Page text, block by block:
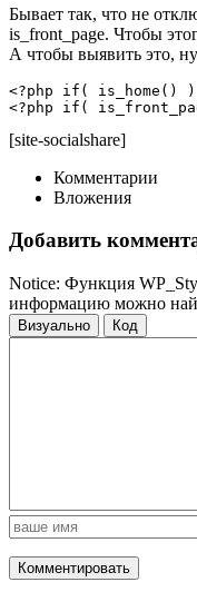
Бывает так, что не
is_front_page. Чтобы
А чтобы выявить это,
<?php if( is_home()
<?php if(
[site-socialshare]
Комментарии
Вложения
Добавить
Notice: Функция
информацию можно
Визуально Код